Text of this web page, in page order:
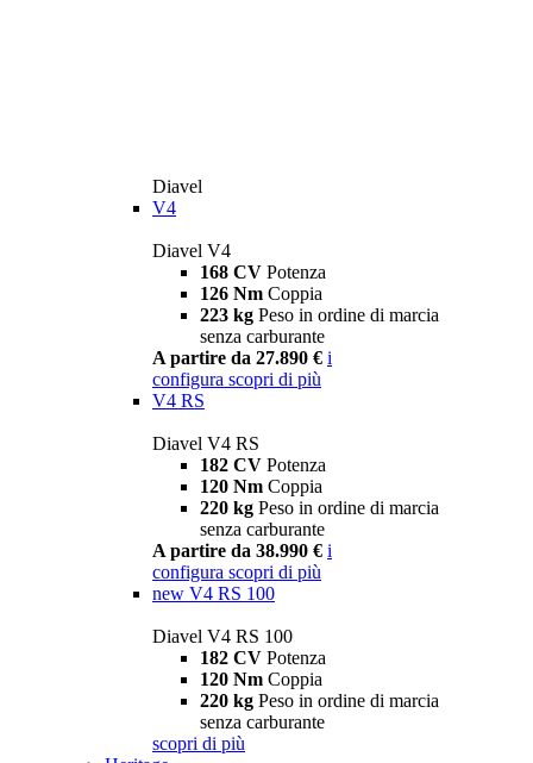
Diavel
V4
Diavel V4
168 CV Potenza
126 Nm Coppia
223 kg Peso in ordine di marcia
senza carburante
A partire da 27.890 € i
configura scopri di più
V4 RS
Diavel V4 RS
182 CV Potenza
120 Nm Coppia
220 kg Peso in ordine di marcia
senza carburante
A partire da 38.990 € i
configura scopri di più
new V4 RS 100
Diavel V4 RS 100
182 CV Potenza
120 Nm Coppia
220 kg Peso in ordine di marcia
senza carburante
scopri di più